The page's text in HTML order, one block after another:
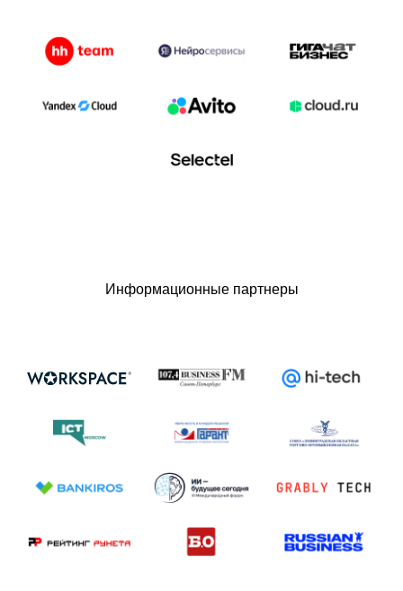
Информационные партнеры